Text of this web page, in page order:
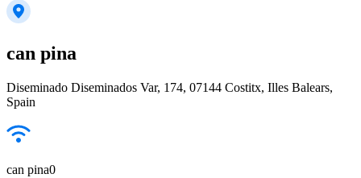
can pina
Diseminado Diseminados Var, 174, 07144 Costitx, Illes Balears,
Spain
can pina0